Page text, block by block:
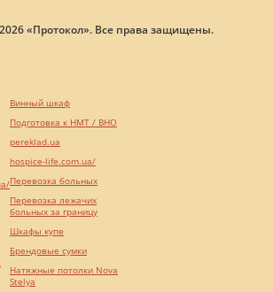
«Протокол». Все права защищены.
Винный шкаф
Подготовка к НМТ / ВНО
pereklad.ua
hospice-life.com.ua/
Перевозка больных
Перевозка лежачих
больных за границу
Шкафы купе
Брендовые сумки
Натяжные потолки Nova
Stelya